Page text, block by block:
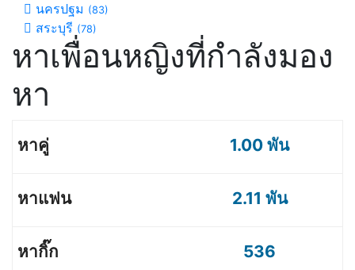
นครปฐม (83)
สระบุรี (78)
หาเพื่อนหญิงที่กำลังมอง
หา
1.00 พัน
2.11 พัน
536